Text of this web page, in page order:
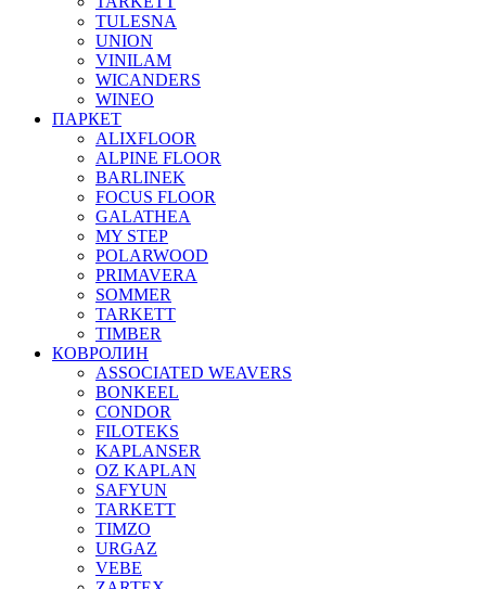
TULESNA
UNION
VINILAM
WICANDERS
WINEO
ПАРКЕТ
ALIXFLOOR
ALPINE FLOOR
BARLINEK
FOCUS FLOOR
GALATHEA
MY STEP
POLARWOOD
PRIMAVERA
SOMMER
TARKETT
TIMBER
КОВРОЛИН
ASSOCIATED WEAVERS
BONKEEL
CONDOR
FILOTEKS
KAPLANSER
OZ KAPLAN
SAFYUN
TARKETT
TIMZO
URGAZ
VEBE